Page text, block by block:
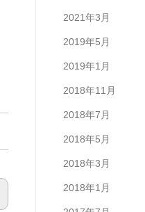
2021年3月
2019年5月
2019年1月
2018年11月
2018年7月
2018年5月
2018年3月
2018年1月